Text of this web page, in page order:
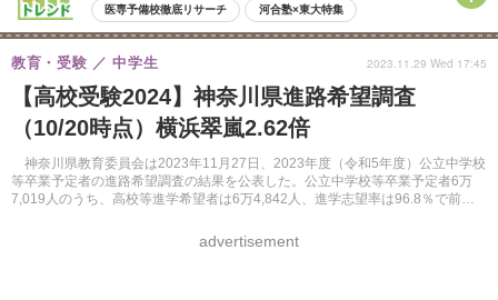
医専予備校徹底リサーチ 河合塾×東大特集
親子で考える大学選び 高校受験 中学受験 小学校受験
共通テスト 夏休み
8月開催イベント・WS 全国公立高校 過去問 人気記事
自由研究教材（小学生向け） 自由研究教材（中学生向け）
【高校受験2024】神奈川県進路希望調査
（10/20時点）横浜翠嵐2.62倍
神奈川県教育委員会は2023年11月27日、2023年度（令和5年度）公立中学校
等卒業予定者の進路希望調査の結果を公表した。公立中学校等卒業予定者6万
7,019人のうち、高校等進学希望者は6万4,842人、進学志望率は96.8％で前年
教育・受験 中学生
advertisement
2023.11.29 Wed 17:45